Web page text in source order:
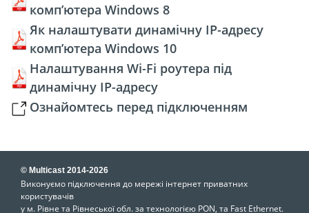
комп’ютера Windows 8
Як налаштувати динамічну IP-адресу
комп’ютера Windows 10
Налаштування Wi-Fi роутера під
динамічну ІР-адресу
Ознайомтесь перед підключенням
© Multicast 2014-2026
Виконуємо підключення до мережі інтернет приватних
користувачів
у м. Рівне та Рівнеської обл. за технологією PON, та Fast Ethernet.